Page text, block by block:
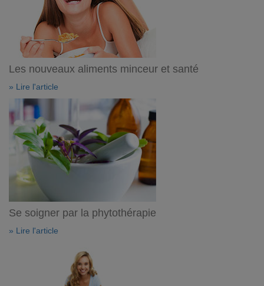
Les nouveaux aliments minceur et santé
» Lire l'article
Se soigner par la phytothérapie
» Lire l'article